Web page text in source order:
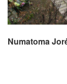
Numatoma